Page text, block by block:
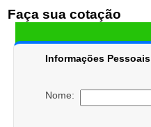
Faça sua cotação
Informações Pessoais
Nome: